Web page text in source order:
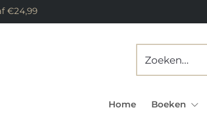
€24,99
Home Boeken